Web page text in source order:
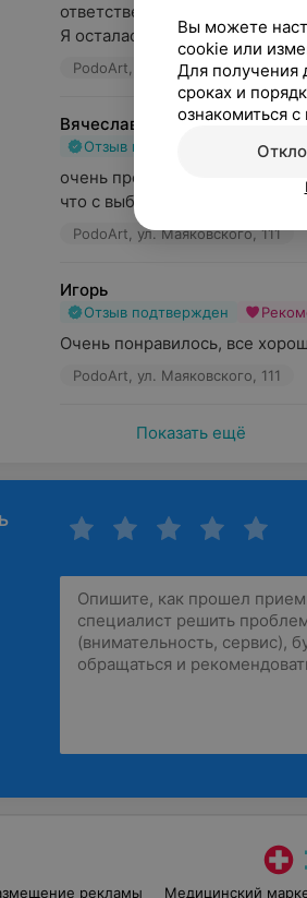
ответственную работу по
Я осталась очень довольна и
PodoArt, ул. Маяковского, 111
Вячеслав
Отзыв подтвержден
очень профессиональный
что с выбором не ошибетесь
PodoArt, ул. Маяковского, 111
Игорь
Отзыв подтвержден
Очень понравилось, все
PodoArt, ул. Маяковского, 111
Показать ещё
рекламы Медицинский
Вы можете
cookie или
Для получения
сроках и
ознакомиться